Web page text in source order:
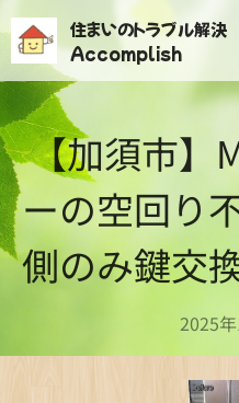
住まいのトラブル解
Accomplish
【加須市】
ーの空回り
側のみ鍵交
2025